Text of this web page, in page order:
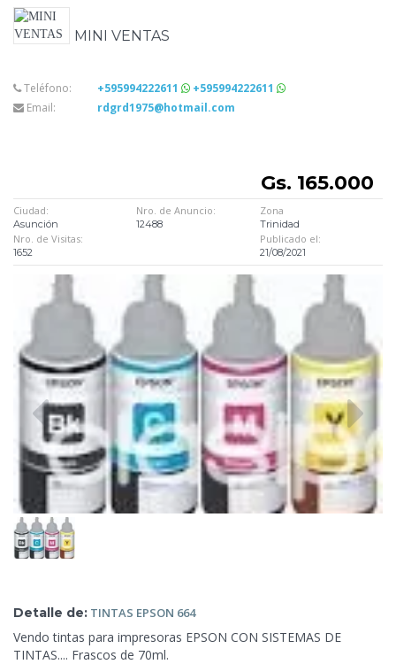
MINI VENTAS
Teléfono: +595994222611
+595994222611
Email:
rdgrd1975@hotmail.com
Gs. 165.000
Ciudad:
Asunción
Nro. de Anuncio:
12488
Zona
Trinidad
Nro. de Visitas:
1652
Publicado el:
21/08/2021
Detalle de: TINTAS EPSON 664
Vendo tintas para impresoras EPSON CON SISTEMAS DE
TINTAS.... Frascos de 70ml.